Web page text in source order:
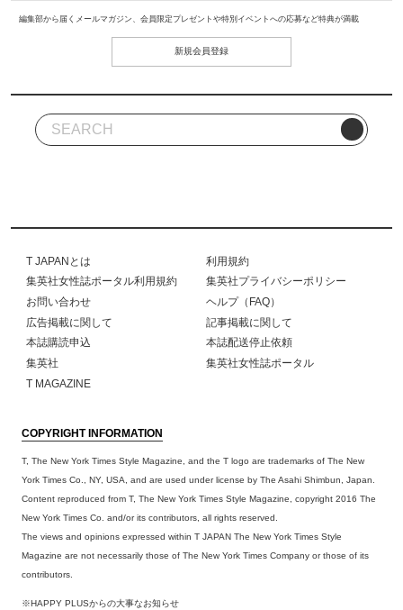
編集部から届くメールマガジン、会員限定プレゼントや特別イベントへの応募など特典が満載
新規会員登録
T JAPANとは
利用規約
集英社女性誌ポータル利用規約
集英社プライバシーポリシー
お問い合わせ
ヘルプ（FAQ）
広告掲載に関して
記事掲載に関して
本誌購読申込
本誌配送停止依頼
集英社
集英社女性誌ポータル
T MAGAZINE
COPYRIGHT INFORMATION
T, The New York Times Style Magazine, and the T logo are trademarks of The New
York Times Co., NY, USA, and are used under license by The Asahi Shimbun, Japan.
Content reproduced from T, The New York Times Style Magazine, copyright 2016 The
New York Times Co. and/or its contributors, all rights reserved.
The views and opinions expressed within T JAPAN The New York Times Style
Magazine are not necessarily those of The New York Times Company or those of its
contributors.
※HAPPY PLUSからの大事なお知らせ